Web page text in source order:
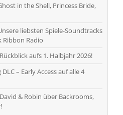
in the Shell, Princess Bride,
liebsten Spiele-Soundtracks
Ribbon Radio
aufs 1. Halbjahr 2026!
– Early Access auf alle 4
& Robin über Backrooms,